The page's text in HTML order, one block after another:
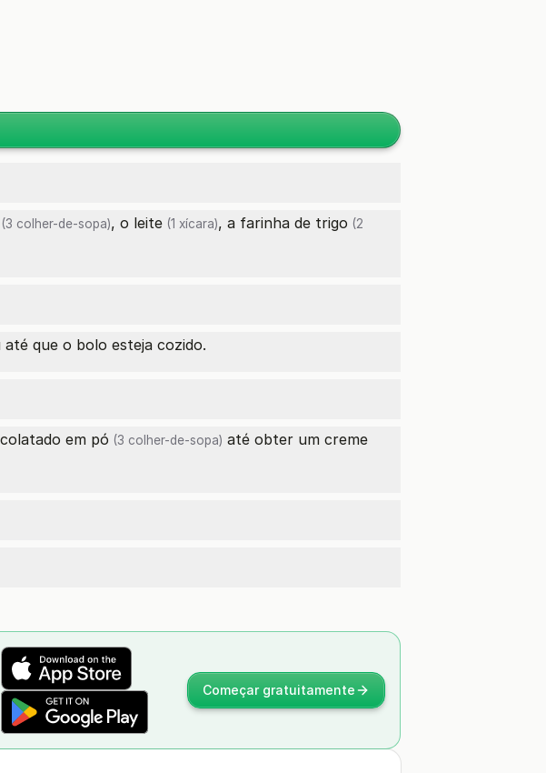
(3 colher-de-sopa), o leite (1 xícara), a farinha de trigo (2
que o bolo esteja cozido.
em pó (3 colher-de-sopa) até obter um creme
Começar gratuitamente